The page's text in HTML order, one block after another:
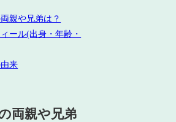
親や兄弟は？
ール(出身・年齢・
来
両親や兄弟